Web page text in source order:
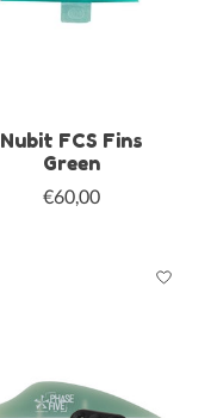
Nubit FCS Fins
Green
€60,00